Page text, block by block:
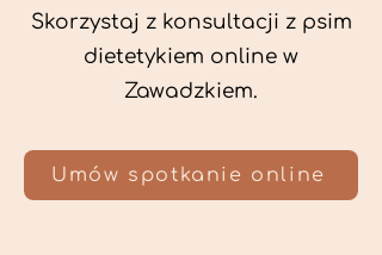
Skorzystaj z konsultacji z psim
dietetykiem online w
Zawadzkiem.
Umów spotkanie online